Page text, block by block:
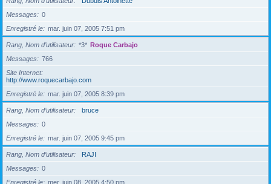
Messages
0
Enregistré le
mar. juin 07, 2005 7:51 pm
Rang, Nom d’utilisateur *3* Roque Carbajo
Messages
766
Site Internet
http://www.roquecarbajo.com
Enregistré le
mar. juin 07, 2005 8:39 pm
Rang, Nom d’utilisateur
bruce
Messages
0
Enregistré le
mar. juin 07, 2005 9:45 pm
Rang, Nom d’utilisateur
RAJI
Messages
0
Enregistré le
mer. juin 08, 2005 4:50 pm